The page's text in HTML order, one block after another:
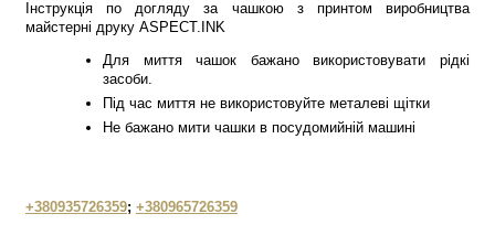
Інструкція по догляду за чашкою з принтом виробництва
майстерні друку ASPECT.INK
Для миття чашок бажано використовувати рідкі
засоби.
Під час миття не використовуйте металеві щітки
Не бажано мити чашки в посудомийній машині
+380935726359; +380965726359